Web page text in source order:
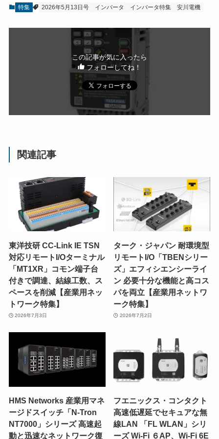
特集 2026年5月13日号 インバータ インバータ特集 安川電機
この記事が気に入ったら
フォローしてね！
関連記事
東洋技研 CC-Link IE TSN
対応リモートI/Oターミナル
「MT1XR」コモン端子台
付きで調達、結線工数、ス
ペースを削減【産業用ネッ
トワーク特集】
2026年7月3日
ターク・ジャパン 耐環境型
リモートI/O「TBENシリー
ズ」エフィシエンシーライ
ン 必要十分な機能と高コス
パを両立【産業用ネットワ
ーク特集】
2026年7月2日
HMS Networks 産業用マネ
ージドスイッチ「N-Tron
NT7000」シリーズ 高速起
動と迅速なネットワーク復
フエニックス・コンタクト
高速低遅延でセキュアな無
線LAN 「FL WLAN」シリ
ーズ Wi-Fi ６AP、Wi-Fi 6E